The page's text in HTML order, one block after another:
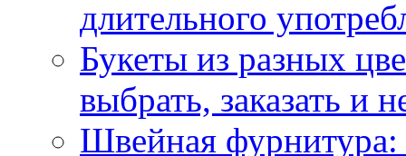
длительного
Букеты из разных
выбрать, заказать и
Швейная фурнитура: